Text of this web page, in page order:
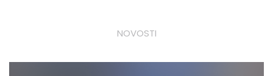
NOVOSTI